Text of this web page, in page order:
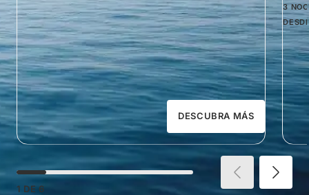
DESCUBRA MÁS
3
1 DE 6